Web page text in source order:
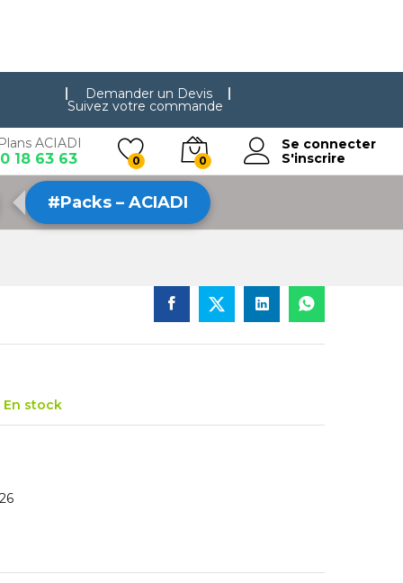
Demander un Devis
Suivez votre commande
ACIADI
18 63 63 0 0
Se connecter
S'inscrire
#Packs – ACIADI
En stock